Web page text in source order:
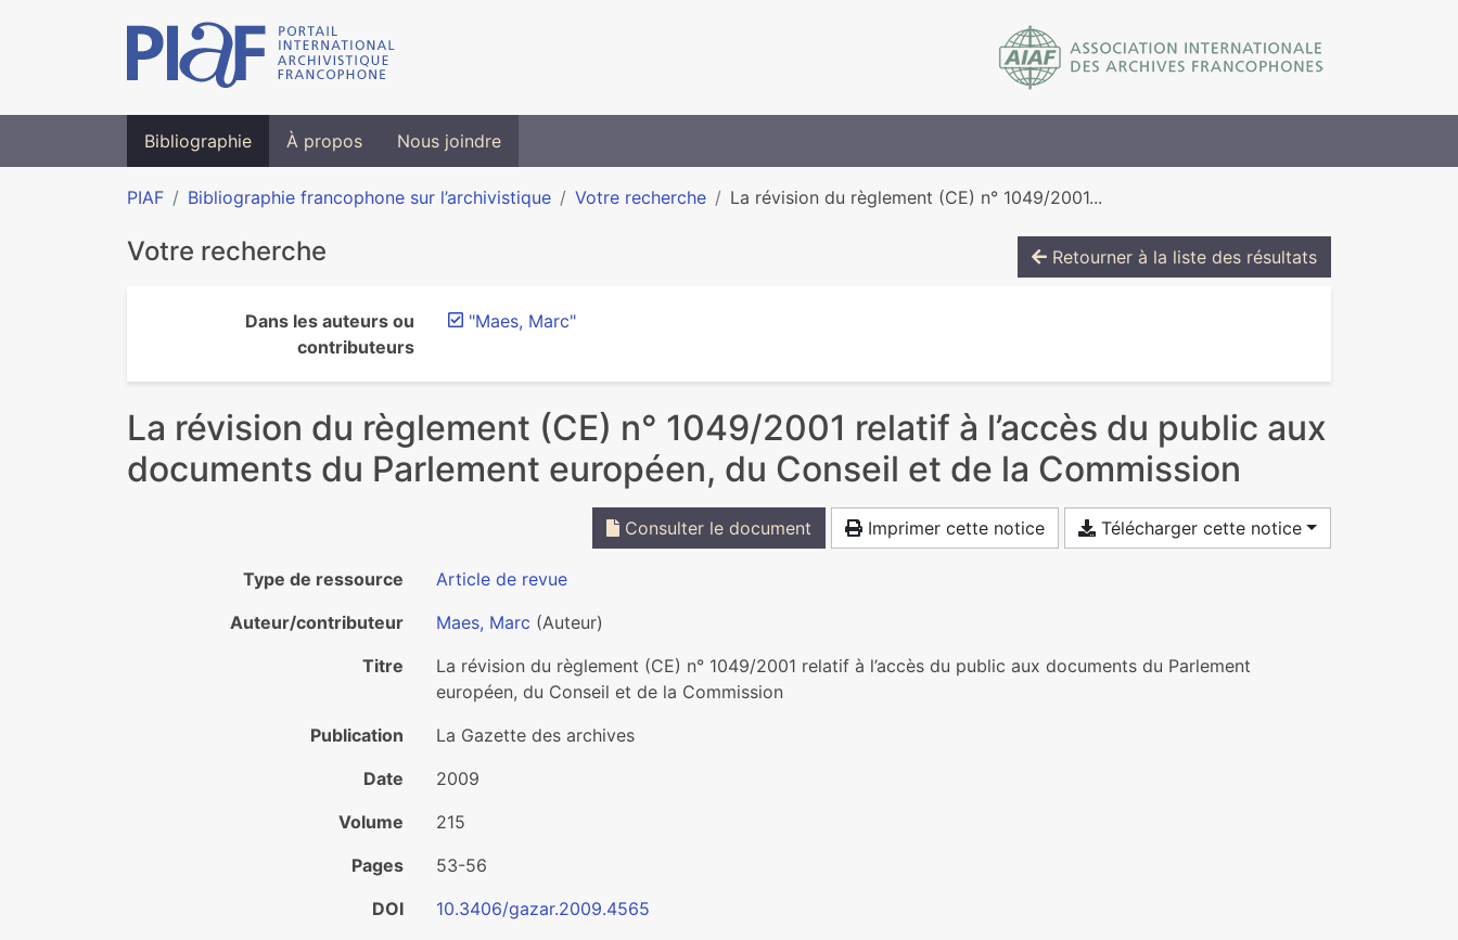
Bibliographie À propos Nous joindre
PIAF Bibliographie francophone sur l’archivistique Votre recherche La révision du règlement (CE) n° 1049/2001...
Votre recherche Retourner à la liste des résultats
Dans les auteurs ou
contributeurs
"Maes, Marc"
La révision du règlement (CE) n° 1049/2001 relatif à l’accès du public aux
documents du Parlement européen, du Conseil et de la Commission
Consulter le document Imprimer cette notice Télécharger cette notice
Type de ressource
Article de revue
Auteur/contributeur
Maes, Marc (Auteur)
Titre
La révision du règlement (CE) n° 1049/2001 relatif à l’accès du public aux documents du Parlement
européen, du Conseil et de la Commission
Publication
La Gazette des archives
Date
2009
Volume
215
Pages
53-56
DOI
10.3406/gazar.2009.4565